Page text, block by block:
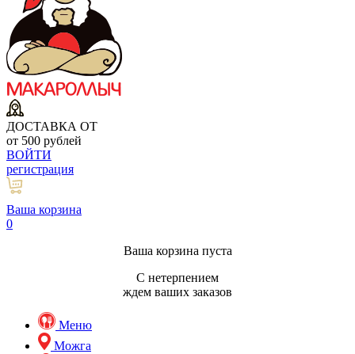
ДОСТАВКА ОТ
от 500 рублей
ВОЙТИ
регистрация
Ваша корзина
0
Ваша корзина пуста
С нетерпением
ждем ваших заказов
Меню
Можга